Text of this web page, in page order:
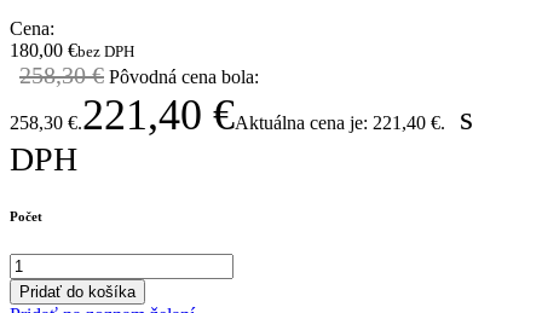
Cena:
180,00 €bez DPH
258,30€ Pôvodná cena bola:
258,30 €.221,40 €Aktuálna cena je: 221,40 €.
s
DPH
Počet
Pridať do košíka